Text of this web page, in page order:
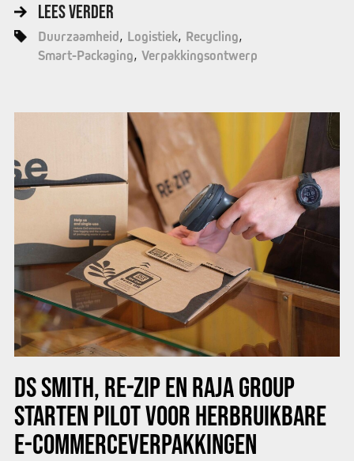
LEES VERDER
Duurzaamheid Logistiek Recycling
Smart-Packaging Verpakkingsontwerp
DS SMITH, RE-ZIP EN RAJA GROUP
STARTEN PILOT VOOR HERBRUIKBARE
E-COMMERCEVERPAKKINGEN